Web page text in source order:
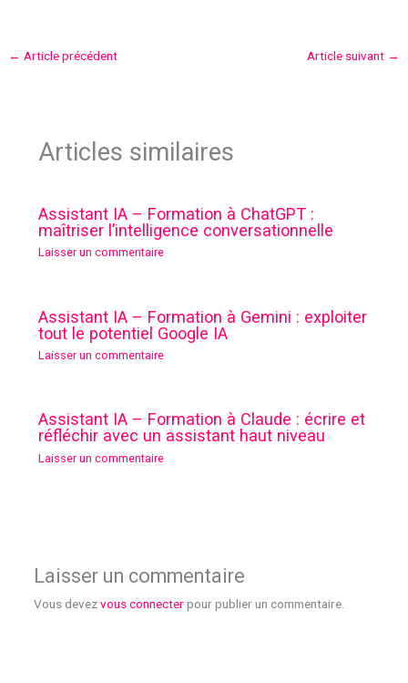
← Article précédent Article suivant →
Articles similaires
Assistant IA – Formation à ChatGPT :
maîtriser l’intelligence conversationnelle
Laisser un commentaire
Assistant IA – Formation à Gemini : exploiter
tout le potentiel Google IA
Laisser un commentaire
Assistant IA – Formation à Claude : écrire et
réfléchir avec un assistant haut niveau
Laisser un commentaire
Laisser un commentaire
Vous devezvous connecterpour publier un commentaire.